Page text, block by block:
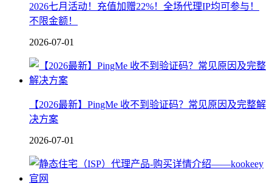
2026七月活动！充值加赠22%！全场代理IP均可参与！
不限金额！
2026-07-01
【2026最新】PingMe 收不到验证码？常见原因及完整解
决方案
2026-07-01